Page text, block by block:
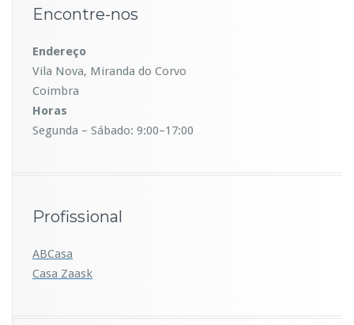
Encontre-nos
Endereço
Vila Nova, Miranda do Corvo
Coimbra
Horas
Segunda – Sábado: 9:00–17:00
Profissional
ABCasa
Casa Zaask